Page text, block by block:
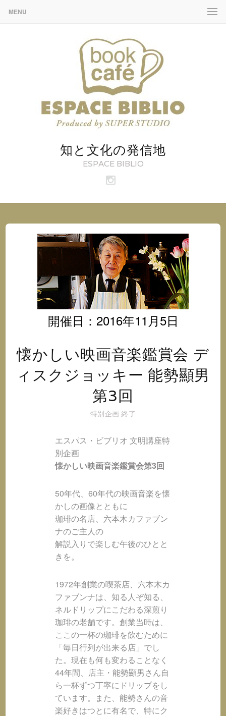
MENU
知と文化の発信地
ESPACE BIBLIO
ブ
オ
@
イ
ン
ス
タ
グ
ラ
ム
開催日：2016年11月5日
懐かしい映画音楽鑑賞会 デ
ィスクジョッキー 能勢顯男
第3回
特別企画 終了
エスパス・ビブリオ 文明講座特
別企画
懐かしい映画音楽鑑賞会第3回
50年代、60年代の映画音楽を懐
かしの画像とともに
珈琲の名店、六本木カファブン
ナのご主人の
解説入りで楽しむ午後のひとと
きを。
1972年創業の喫茶店、六本木カ
ファブンナは、知る人ぞ知る、
ネルドリップにこだわる深煎り
珈琲の老舗です。創業当時は、
ここの一杯の珈琲を飲むために
「毎日行列が出来る店」でし
た。現在も何も変わることなく
44年間、店主・能勢顯男さん自
ら一杯ずつ丁寧にドリップをし
ています。また、能勢さんの音
楽好きはつとに有名で、特にク